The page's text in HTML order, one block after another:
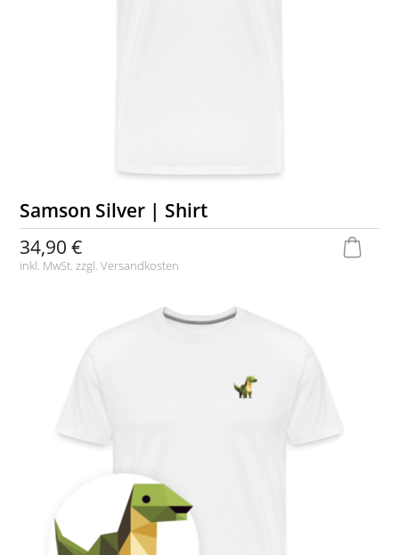
Samson Silver | Shirt
34,90 €
inkl. MwSt. zzgl.Versandkosten